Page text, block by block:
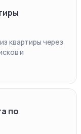
квартиры через
и
по